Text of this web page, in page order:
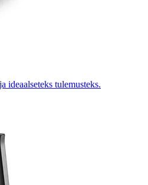
ideaalseteks tulemusteks.